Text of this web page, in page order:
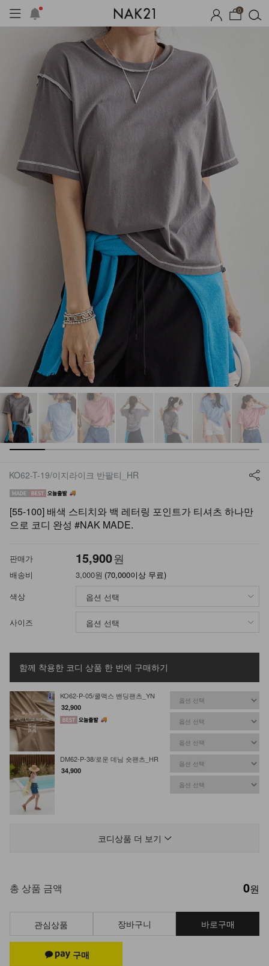
0
여름 잠옷 장마템 기획전 오늘출발
KO62-T-19/이지라이크 반팔티_HR
[55-100] 배색 스티치와 백 레터링 포인트가 티셔츠 하나만
으로 코디 완성 #NAK MADE.
판매가 15,900원
배송비 3,000원 (70,000이상 무료)
색상
사이즈
함께 착용한 코디 상품 한 번에 구매하기
KO62-P-05/쿨맥스 밴딩팬츠_YN
32,900
DM62-P-38/로운 데님 숏팬츠_HR
34,900
DM61-C-03/배색 오버스튜디오 캡모
자_DY
NK61-BS-3/니스 캔버스 에코백_YN
24,900
코디상품 더 보기
총 상품 금액 0원
관심상품 장바구니 바로구매